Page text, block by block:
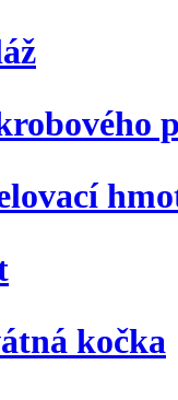
kočka